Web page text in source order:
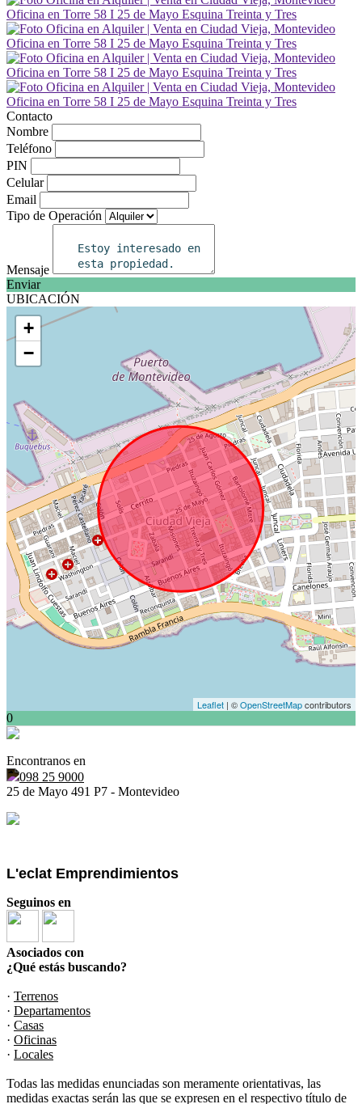
Contacto
Nombre
Teléfono
PIN
Celular
Email
Tipo de Operación
Mensaje
Enviar
UBICACIÓN
+
−
Leaflet | ©OpenStreetMapcontributors
0
Encontranos en
098 25 9000
25 de Mayo 491 P7 - Montevideo
L'eclat Emprendimientos
Seguinos en
Asociados con
¿Qué estás buscando?
· Terrenos
· Departamentos
· Casas
· Oficinas
· Locales
Todas las medidas enunciadas son meramente orientativas, las
medidas exactas serán las que se expresen en el respectivo título de